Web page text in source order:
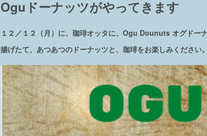
Oguドーナッツがやってきます
１２／１２（月）に、珈琲オッタに、Ogu Dounuts オグドー
揚げたて、あつあつのドーナッツと、珈琲をお楽しみください。